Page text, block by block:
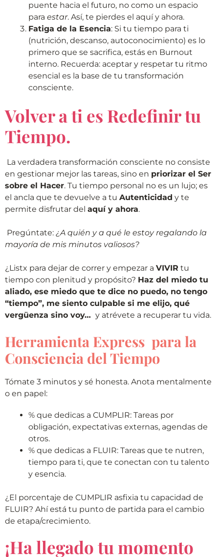
puente hacia el futuro, no como un espacio
para estar. Así, te pierdes el aquí y ahora.
Fatiga de la Esencia: Si tu tiempo para ti
(nutrición, descanso, autoconocimiento) es lo
primero que se sacrifica, estás en Burnout
interno. Recuerda: aceptar y respetar tu ritmo
esencial es la base de tu transformación
consciente.
Volver a ti es Redefinir tu
Tiempo.
La verdadera transformación consciente no consiste
en gestionar mejor las tareas, sino en priorizar el Ser
sobre el Hacer. Tu tiempo personal no es un lujo; es
el ancla que te devuelve a tu Autenticidad y te
permite disfrutar del aquí y ahora.
Pregúntate: ¿A quién y a qué le estoy regalando la
mayoría de mis minutos valiosos?
¿Listx para dejar de correr y empezar a VIVIR tu
tiempo con plenitud y propósito? Haz del miedo tu
aliado, ese miedo que te dice no puedo, no tengo
“tiempo”, me siento culpable si me elijo, qué
vergüenza sino voy… y atrévete a recuperar tu vida.
Herramienta Express para la
Consciencia del Tiempo
Tómate 3 minutos y sé honesta. Anota mentalmente
o en papel:
% que dedicas a CUMPLIR: Tareas por
obligación, expectativas externas, agendas de
otros.
% que dedicas a FLUIR: Tareas que te nutren,
tiempo para ti, que te conectan con tu talento
y esencia.
¿El porcentaje de CUMPLIR asfixia tu capacidad de
FLUIR? Ahí está tu punto de partida para el cambio
de etapa/crecimiento.
¡Ha llegado tu momento